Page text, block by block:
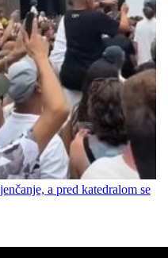
a pred katedralom se